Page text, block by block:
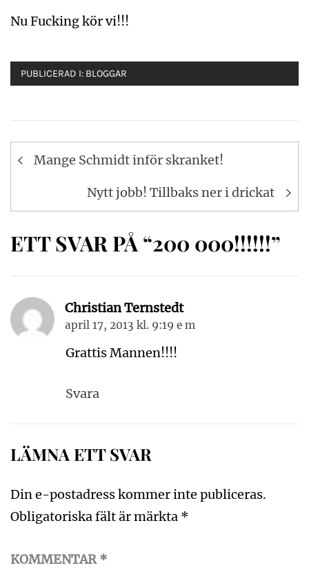
Nu Fucking kör vi!!!
PUBLICERAD I: BLOGGAR
Inläggsnavigering
Mange Schmidt inför skranket!
Nytt jobb! Tillbaks ner i drickat
ETT SVAR PÅ “200 000!!!!!!”
Christian Ternstedt
april 17, 2013 kl. 9:19 e m
Grattis Mannen!!!!
Svara
LÄMNA ETT SVAR
Din e-postadress kommer inte publiceras.
Obligatoriska fält är märkta *
KOMMENTAR*